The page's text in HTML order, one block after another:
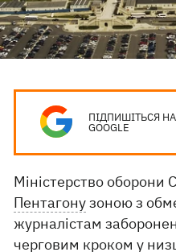
ПІДПИШІТЬСЯ
GOOGLE
Міністерство оборони
Пентагонузоною з
журналістам
черговим кроком у